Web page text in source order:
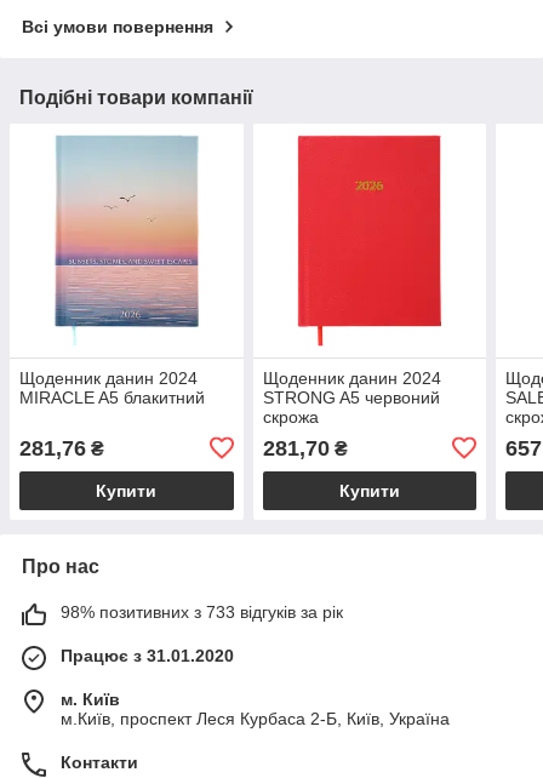
Всі умови повернення
Подібні товари компанії
Щоденник данин 2024
MIRACLE A5 блакитний
281,76 ₴
Купити
Щоденник данин 2024
STRONG A5 червоний
скрожа
281,70₴
Купити
Про нас
98% позитивних з 733 відгуків за рік
Працює з 31.01.2020
м. Київ
м.Київ, проспект Леся Курбаса 2-Б, Київ, Україна
Контакти